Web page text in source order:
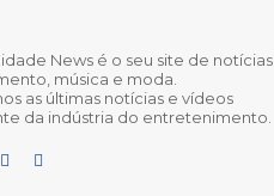
News é o seu site de notícias,
música e moda.
as últimas notícias e vídeos
da indústria do entretenimento.